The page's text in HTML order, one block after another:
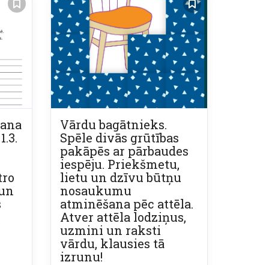
Vārdu bagātnieks.
Spēle divās grūtības
pakāpēs ar pārbaudes
iespēju. Priekšmetu,
lietu un dzīvu būtņu
nosaukumu
atminēšana pēc attēla.
Atver attēla lodziņus,
uzmini un raksti
vārdu, klausies tā
izrunu!